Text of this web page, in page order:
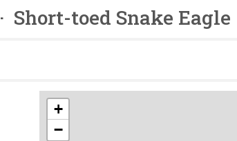
· Short-toed Snake Eagle
+
−